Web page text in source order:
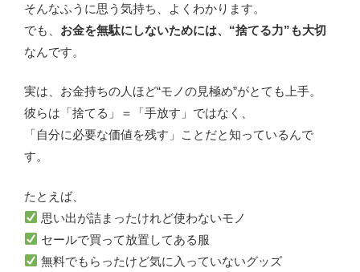
そんなふうに思う気持ち、よくわかります。
でも、 お金を無駄にしないためには、“捨てる力”も大切
なんです。
実は、お金持ちの人ほど“モノの見極め”がとても上手。
彼らは「捨てる」＝「手放す」ではなく、
「自分に必要な価値を残す」ことだと知っているんで
す。
たとえば、
思い出が詰まったけれど使わないモノ
セールで買って放置してある服
無料でもらったけど気に入っていないグッズ